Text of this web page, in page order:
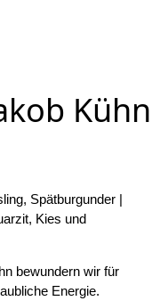
Kühn
Spätburgunder |
Kies und
bewundern wir für
Energie.